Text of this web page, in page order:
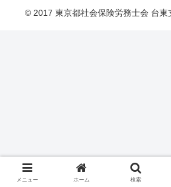
© 2017 東京都社会保険労務士会 台東
メニュー ホーム 検索